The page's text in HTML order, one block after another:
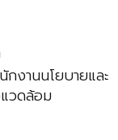
งานนโยบายและ
วดล้อม